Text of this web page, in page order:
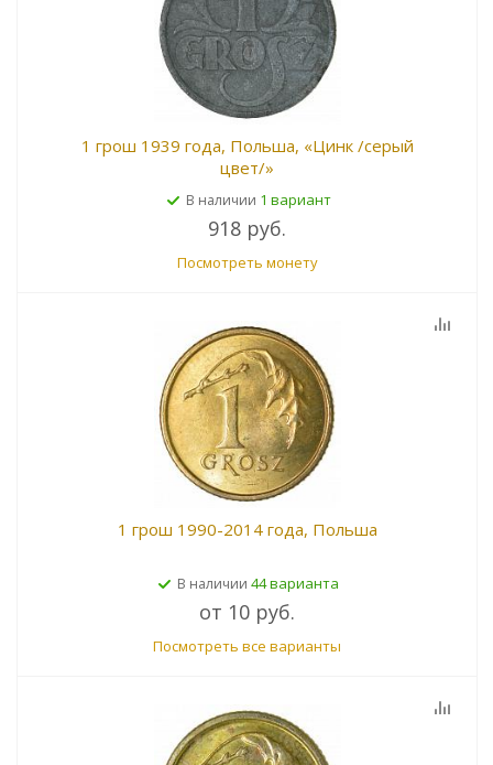
1 грош 1939 года, Польша, «Цинк /серый
цвет/»
В наличии 1 вариант
918 руб.
Посмотреть монету
1 грош 1990-2014 года, Польша
В наличии 44 варианта
от 10 руб.
Посмотреть все варианты